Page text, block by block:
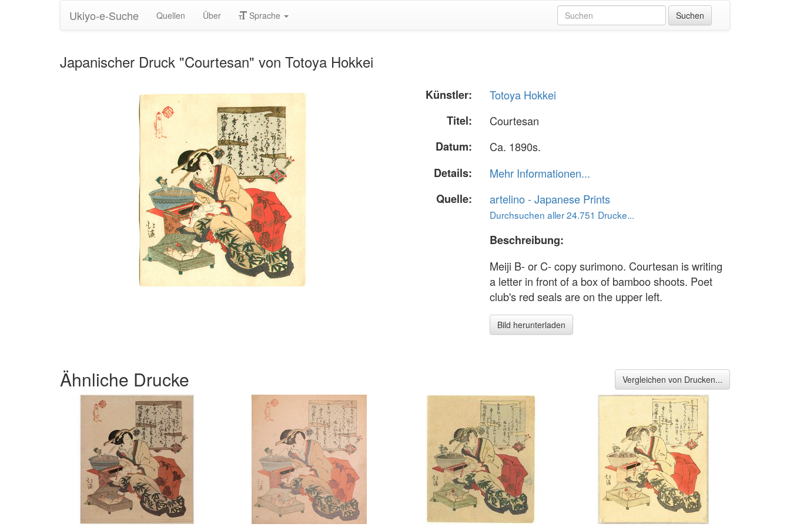
Ukiyo-e-Suche Quellen Über Sprache
Japanischer Druck "Courtesan" von Totoya Hokkei
Künstler:
Totoya Hokkei
Titel:
Courtesan
Datum:
Ca. 1890s.
Details:
Mehr Informationen...
Quelle:
artelino - Japanese Prints
Durchsuchen aller 24.751 Drucke...
Beschreibung:
Meiji B- or C- copy surimono. Courtesan is writing
a letter in front of a box of bamboo shoots. Poet
club's red seals are on the upper left.
Bild herunterladen
Ähnliche Drucke Vergleichen von Drucken...